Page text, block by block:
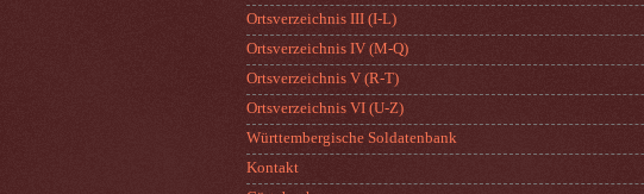
Ortsverzeichnis III (I-L)
Ortsverzeichnis IV (M-Q)
Ortsverzeichnis V (R-T)
Ortsverzeichnis VI (U-Z)
Württembergische Soldatenbank
Kontakt